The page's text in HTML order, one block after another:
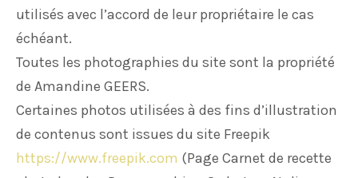
utilisés avec l’accord de leur propriétaire le cas
échéant.
Toutes les photographies du site sont la propriété
de Amandine GEERS.
Certaines photos utilisées à des fins d’illustration
de contenus sont issues du site Freepik
https://www.freepik.com (Page Carnet de recette